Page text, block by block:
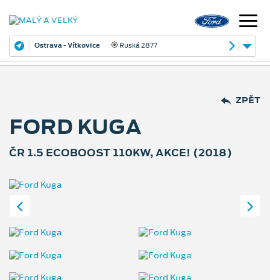
Ostrava - Vítkovice Ruská 2877
ZPĚT
FORD KUGA
ČR 1.5 ECOBOOST 110KW, AKCE! (2018)